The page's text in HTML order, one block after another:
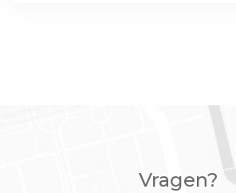
Vragen?